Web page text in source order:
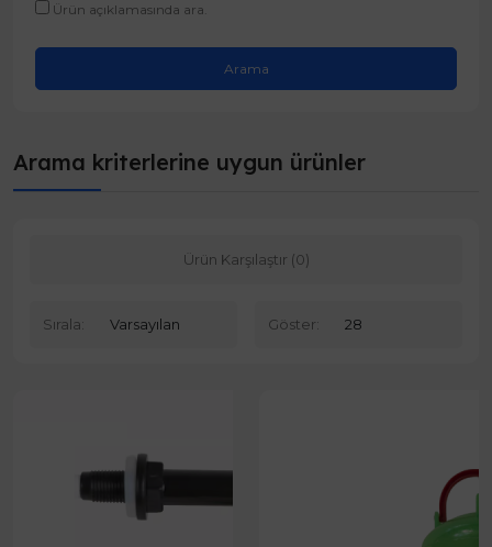
Ürün açıklamasında ara.
Arama kriterlerine uygun ürünler
Ürün Karşılaştır (0)
Sırala: Göster: